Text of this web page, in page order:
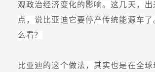
观政治经济变化的影响。这几天，出
点，说比亚迪它要停产传统能源车了
么看？
比亚迪的这个做法，其实也是在全